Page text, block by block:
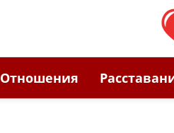
Отношения